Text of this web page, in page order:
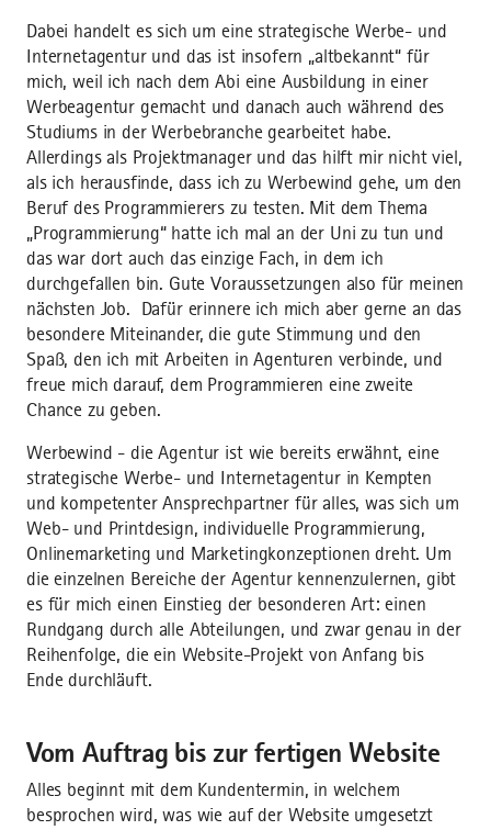
Dabei handelt es sich um eine strategische Werbe- und
Internetagentur und das ist insofern „altbekannt“ für
mich, weil ich nach dem Abi eine Ausbildung in einer
Werbeagentur gemacht und danach auch während des
Studiums in der Werbebranche gearbeitet habe.
Allerdings als Projektmanager und das hilft mir nicht viel,
als ich herausfinde, dass ich zu Werbewind gehe, um den
Beruf des Programmierers zu testen. Mit dem Thema
„Programmierung“ hatte ich mal an der Uni zu tun und
das war dort auch das einzige Fach, in dem ich
durchgefallen bin. Gute Voraussetzungen also für meinen
nächsten Job. Dafür erinnere ich mich aber gerne an das
besondere Miteinander, die gute Stimmung und den
Spaß, den ich mit Arbeiten in Agenturen verbinde, und
freue mich darauf, dem Programmieren eine zweite
Chance zu geben.
Werbewind - die Agentur ist wie bereits erwähnt, eine
strategische Werbe- und Internetagentur in Kempten
und kompetenter Ansprechpartner für alles, was sich um
Web- und Printdesign, individuelle Programmierung,
Onlinemarketing und Marketingkonzeptionen dreht. Um
die einzelnen Bereiche der Agentur kennenzulernen, gibt
es für mich einen Einstieg der besonderen Art: einen
Rundgang durch alle Abteilungen, und zwar genau in der
Reihenfolge, die ein Website-Projekt von Anfang bis
Ende durchläuft.
Vom Auftrag bis zur fertigen Website
Alles beginnt mit dem Kundentermin, in welchem
besprochen wird, was wie auf der Website umgesetzt